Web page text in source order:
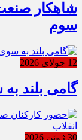
شاهکار
سوم
12 جولای 2026
گامی بلند
30 ژوئن 2026